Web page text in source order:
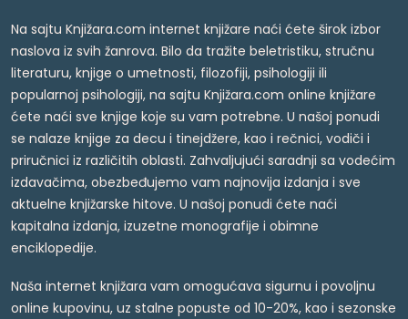
Na sajtu Knjižara.com internet knjižare naći ćete širok izbor
naslova iz svih žanrova. Bilo da tražite beletristiku, stručnu
literaturu, knjige o umetnosti, filozofiji, psihologiji ili
popularnoj psihologiji, na sajtu Knjižara.com online knjižare
ćete naći sve knjige koje su vam potrebne. U našoj ponudi
se nalaze knjige za decu i tinejdžere, kao i rečnici, vodiči i
priručnici iz različitih oblasti. Zahvaljujući saradnji sa vodećim
izdavačima, obezbeđujemo vam najnovija izdanja i sve
aktuelne knjižarske hitove. U našoj ponudi ćete naći
kapitalna izdanja, izuzetne monografije i obimne
enciklopedije.
Naša internet knjižara vam omogućava sigurnu i povoljnu
online kupovinu, uz stalne popuste od 10-20%, kao i sezonske